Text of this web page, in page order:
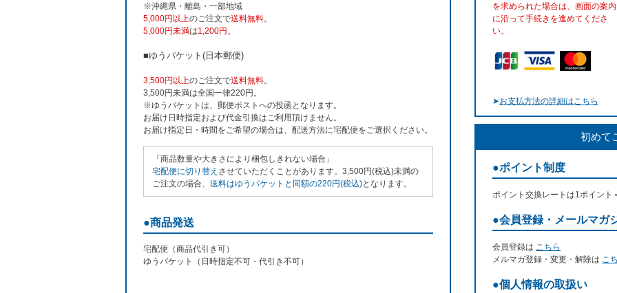
※沖縄県・離島・一部地域
5,000円以上のご注文で送料無料。
5,000円未満は1,200円 。
■ゆうパケット(日本郵便)
3,500円以上のご注文で送料無料。
3,500円未満は全国一律220円。
※ゆうパケットは、郵便ポストへの投函となります。
お届け日時指定および代金引換はご利用頂けません。
お届け指定日・時間をご希望の場合は、配送方法に宅配便をご選択ください。
「商品数量や大きさにより梱包しきれない場合」
宅配便に切り替え させていただくことがあります。3,500円(税込)未満の
ご注文の場合、 送料はゆうパケットと同額の220円(税込)となります。
●商品発送
宅配便（商品代引き可）
ゆうパケット（日時指定不可・代引き不可）
を求められた場合は、画面の案内
に沿って手続きを進めてくださ
い。
➤お支払方法の詳細はこちら
初めて
●ポイント制度
ポイント交換レートは1ポイント
●会員登録・メールマガ
会員登録は こちら
メルマガ登録・変更・解除は こ
●個人情報の取扱い